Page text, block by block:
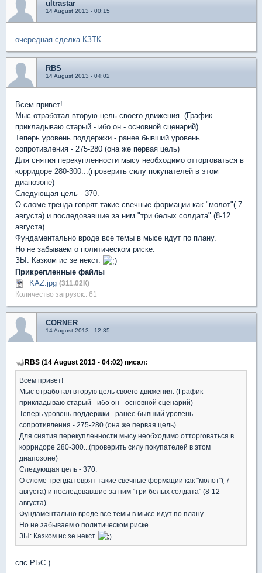
ultrastar
14 August 2013 - 00:15
очередная сделка КЗТК
RBS
14 August 2013 - 04:02
Всем привет!
Мыс отработал вторую цель своего движения. (График
прикладываю старый - ибо он - основной сценарий)
Теперь уровень поддержки - ранее бывший уровень
сопротивления - 275-280 (она же первая цель)
Для снятия перекупленности мысу необходимо отторговаться в
корридоре 280-300...(проверить силу покупателей в этом
диапозоне)
Следующая цель - 370.
О сломе тренда говрят такие свечные формации как "молот"( 7
августа) и последовавшие за ним "три белых солдата" (8-12
августа)
Фундаментально вроде все темы в мысе идут по плану.
Но не забываем о политическом риске.
ЗЫ: Казком ис зе некст.
Прикрепленные файлы
KAZ.jpg (311.02К)
Количество загрузок:: 61
CORNER
14 August 2013 - 12:35
RBS (14 August 2013 - 04:02) писал:
Всем привет!
Мыс отработал вторую цель своего движения. (График
прикладываю старый - ибо он - основной сценарий)
Теперь уровень поддержки - ранее бывший уровень
сопротивления - 275-280 (она же первая цель)
Для снятия перекупленности мысу необходимо отторговаться в
корридоре 280-300...(проверить силу покупателей в этом
диапозоне)
Следующая цель - 370.
О сломе тренда говрят такие свечные формации как "молот"( 7
августа) и последовавшие за ним "три белых солдата" (8-12
августа)
Фундаментально вроде все темы в мысе идут по плану.
Но не забываем о политическом риске.
ЗЫ: Казком ис зе некст.
спс РБС )